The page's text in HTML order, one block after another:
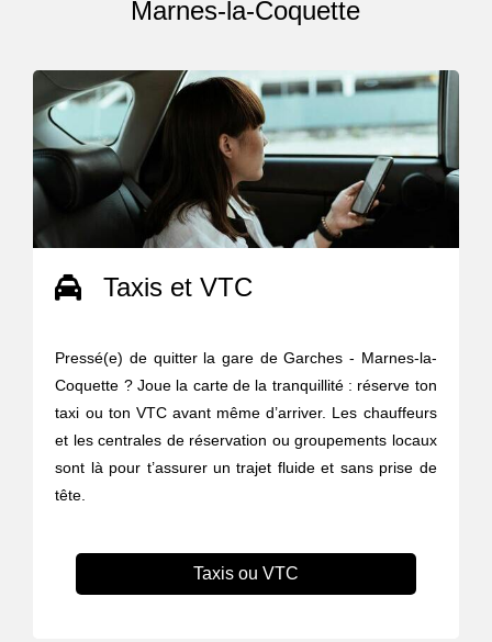
Marnes-la-Coquette
Taxis et VTC
Pressé(e) de quitter la gare de Garches - Marnes-la-
Coquette ? Joue la carte de la tranquillité : réserve ton
taxi ou ton VTC avant même d’arriver. Les chauffeurs
et les centrales de réservation ou groupements locaux
sont là pour t’assurer un trajet fluide et sans prise de
tête.
Taxis ou VTC